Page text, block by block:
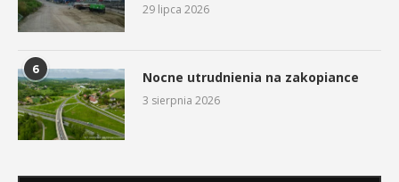
29 lipca 2026
6 Nocne utrudnienia na zakopiance
3 sierpnia 2026